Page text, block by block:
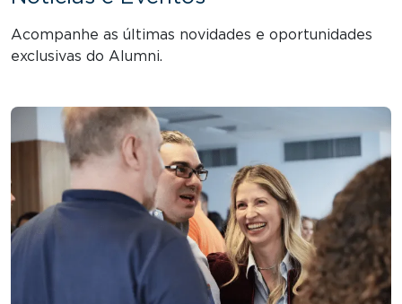
Acompanhe as últimas novidades e oportunidades
exclusivas do Alumni.